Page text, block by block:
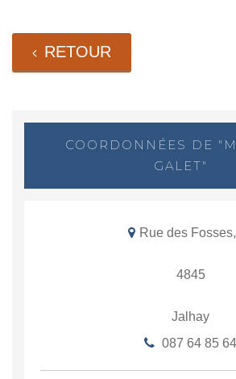
RETOUR
COORDONNÉES DE
GALET"
Rue des
4845
Jalhay
087 64 85 64